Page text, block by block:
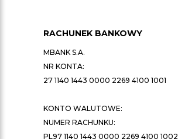
RACHUNEK BANKOWY
MBANK S.A.
NR KONTA:
27 1140 1443 0000 2269 4100 1001
KONTO WALUTOWE:
NUMER RACHUNKU:
PL97 1140 1443 0000 2269 4100 1002